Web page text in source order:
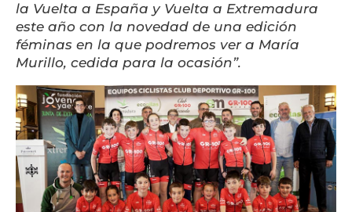
la Vuelta a España y Vuelta a Extremadura
este año con la novedad de una edición
féminas en la que podremos ver a María
Murillo, cedida para la ocasión”.